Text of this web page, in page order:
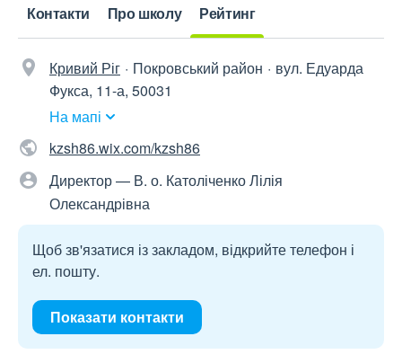
Контакти Про школу Рейтинг
Кривий Ріг Покровський район
вул. Едуарда
Фукса, 11-а, 50031
На мапі
kzsh86.wix.com/kzsh86
Директор — В. о. Католіченко Лілія
Олександрівна
Щоб зв'язатися із закладом, відкрийте телефон і
ел. пошту.
Показати контакти